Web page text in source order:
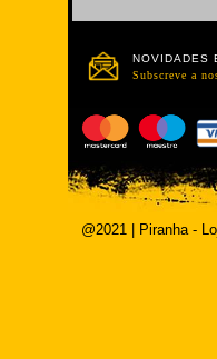
NOVIDADES
Subscreve a
@2021 | Piranha -